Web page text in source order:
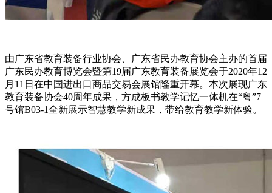
由广东省教育装备行业协会、广东省民办教育协会主办的首届
广东民办教育博览会暨第19届广东教育装备展览会于2020年12
月11日在中国进出口商品交易会展馆隆重开幕。本次展现广东
教育装备协会40周年成果，方成板书教学记忆一体机在“粤”7
号馆B03-1全新展示智慧教学新成果，带给教育教学新体验。